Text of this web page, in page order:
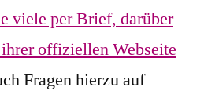
viele per Brief, darüber
offiziellen Webseite
Fragen hierzu auf